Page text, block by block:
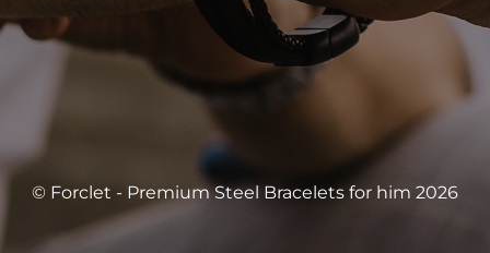
© Forclet - Premium Steel Bracelets for him 2026